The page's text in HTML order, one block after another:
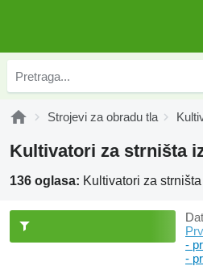
Strojevi za obradu tla
Kultivatori za strništa
136 oglasa: Kultivatori za
-
-